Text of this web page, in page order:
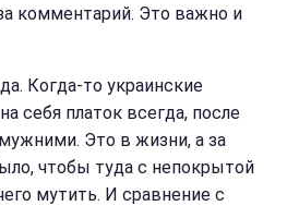
комментарий. Это важно и
Когда-то украинские
себя платок всегда, после
Это в жизни, а за
чтобы туда с непокрытой
мутить. И сравнение с